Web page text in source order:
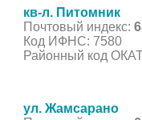
кв-л. Питомник
Почтовый индекс:
Код ИФНС: 7580
Районный код
ул. Жамсарано